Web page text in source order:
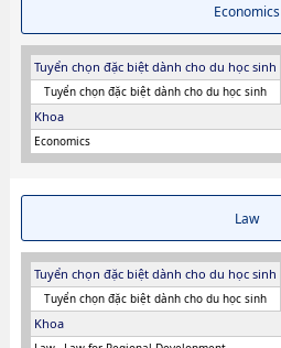
Economics
Tuyển chọn đặc biệt dành cho du học sinh
Tuyển chọn đặc biệt dành cho du học sinh
Khoa
Economics
Law
Tuyển chọn đặc biệt dành cho du học sinh
Tuyển chọn đặc biệt dành cho du học sinh
Khoa